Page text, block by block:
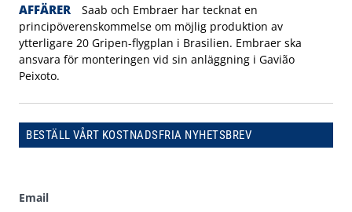
AFFÄRER
Saab och Embraer har tecknat en
principöverenskommelse om möjlig produktion av
ytterligare 20 Gripen-flygplan i Brasilien. Embraer ska
ansvara för monteringen vid sin anläggning i Gavião
Peixoto.
BESTÄLL VÅRT KOSTNADSFRIA NYHETSBREV
Email